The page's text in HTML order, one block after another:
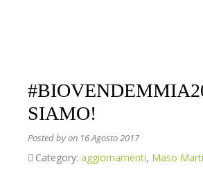
SIAMO!
Posted byon 16 Agosto 2017
Category: aggiornamenti, Maso